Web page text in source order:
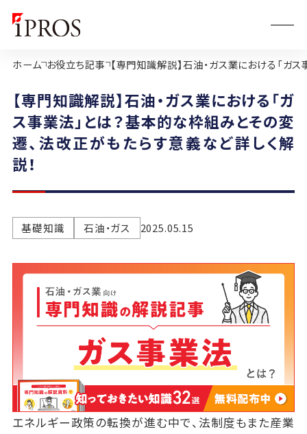
ホーム お役立ち記事 【専門知識解説】石油・ガス業における「ガ
【専門知識解説】石油・ガス業における「ガ
ス事業法」とは？基本的な枠組みとその変
遷、法改正がもたらす意義など詳しく解
説！
基礎知識 石油・ガス 2025.05.15
エネルギー政策の転換が進む中で、法制度もまた産業